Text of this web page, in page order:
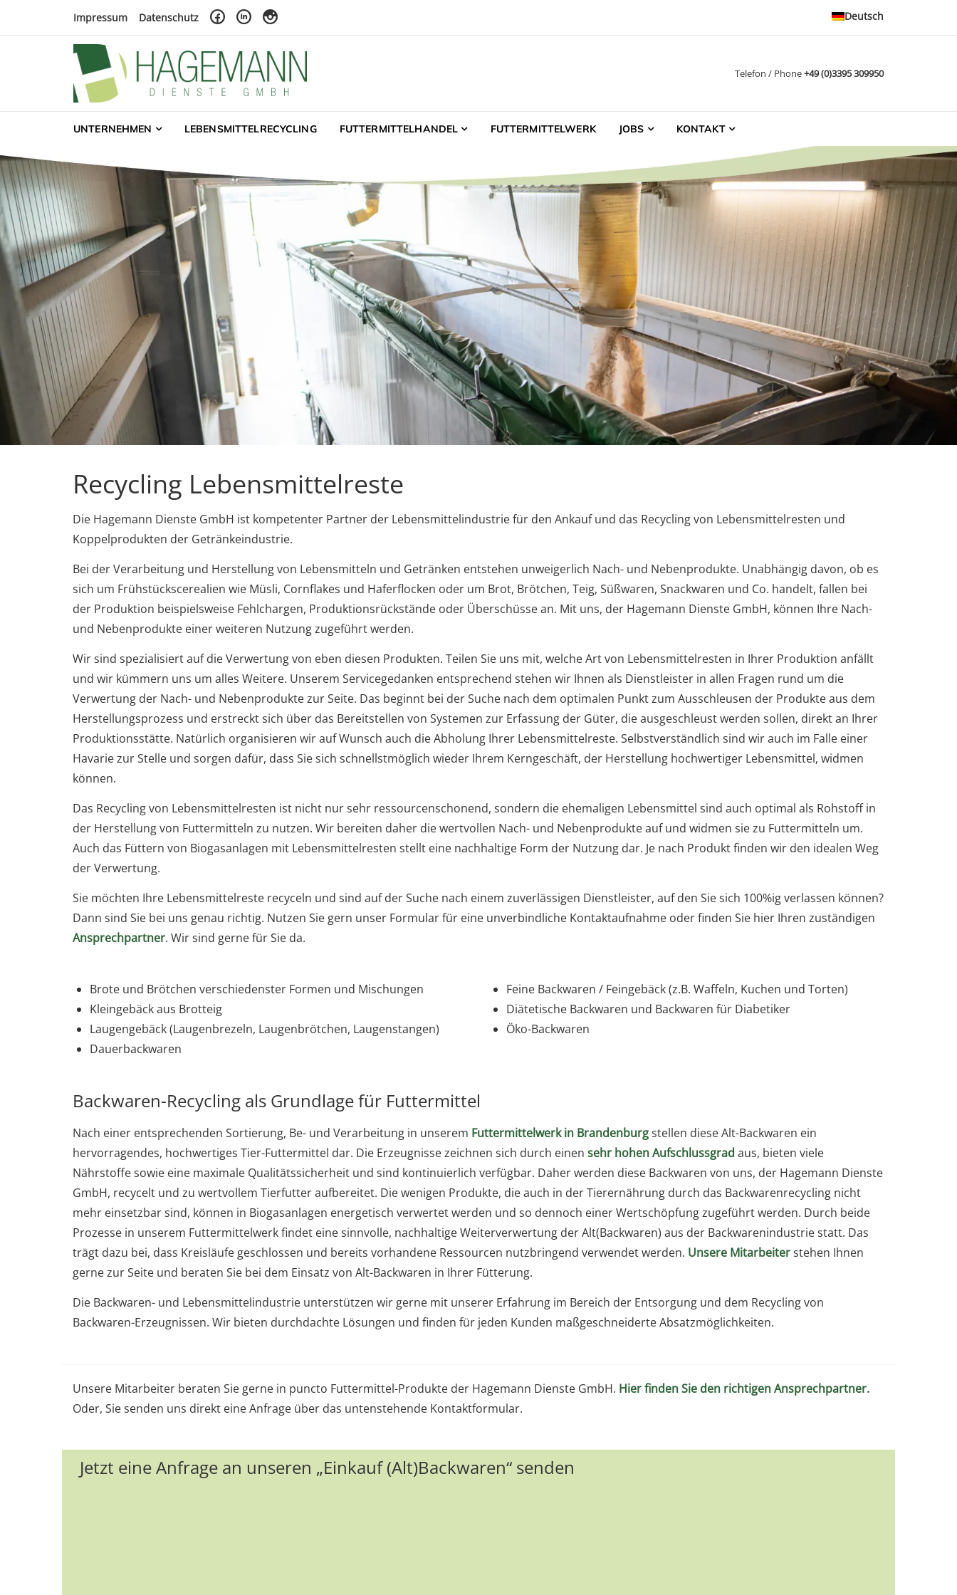
Impressum Datenschutz Deutsch
Hagemann Dienste GmbH
Landwirtschaft – Lebensmittelrecycling – Futtermittelhandel – Futtermittelwerk
UNTERNEHMEN LEBENSMITTELRECYCLING FUTTERMITTELHANDEL FUTTERMITTELWERK JOBS KONTAKT
Telefon / Phone+49 (0)3395 309950
Recycling Lebensmittelreste
Die Hagemann Dienste GmbH ist kompetenter Partner der Lebensmittelindustrie für den Ankauf und das Recycling von Lebensmittelresten und
Koppelprodukten der Getränkeindustrie.
Bei der Verarbeitung und Herstellung von Lebensmitteln und Getränken entstehen unweigerlich Nach- und Nebenprodukte. Unabhängig davon, ob es
sich um Frühstückscerealien wie Müsli, Cornflakes und Haferflocken oder um Brot, Brötchen, Teig, Süßwaren, Snackwaren und Co. handelt, fallen bei
der Produktion beispielsweise Fehlchargen, Produktionsrückstände oder Überschüsse an. Mit uns, der Hagemann Dienste GmbH, können Ihre Nach-
und Nebenprodukte einer weiteren Nutzung zugeführt werden.
Wir sind spezialisiert auf die Verwertung von eben diesen Produkten. Teilen Sie uns mit, welche Art von Lebensmittelresten in Ihrer Produktion anfällt
und wir kümmern uns um alles Weitere. Unserem Servicegedanken entsprechend stehen wir Ihnen als Dienstleister in allen Fragen rund um die
Verwertung der Nach- und Nebenprodukte zur Seite. Das beginnt bei der Suche nach dem optimalen Punkt zum Ausschleusen der Produkte aus dem
Herstellungsprozess und erstreckt sich über das Bereitstellen von Systemen zur Erfassung der Güter, die ausgeschleust werden sollen, direkt an Ihrer
Produktionsstätte. Natürlich organisieren wir auf Wunsch auch die Abholung Ihrer Lebensmittelreste. Selbstverständlich sind wir auch im Falle einer
Havarie zur Stelle und sorgen dafür, dass Sie sich schnellstmöglich wieder Ihrem Kerngeschäft, der Herstellung hochwertiger Lebensmittel, widmen
können.
Das Recycling von Lebensmittelresten ist nicht nur sehr ressourcenschonend, sondern die ehemaligen Lebensmittel sind auch optimal als Rohstoff in
der Herstellung von Futtermitteln zu nutzen. Wir bereiten daher die wertvollen Nach- und Nebenprodukte auf und widmen sie zu Futtermitteln um.
Auch das Füttern von Biogasanlagen mit Lebensmittelresten stellt eine nachhaltige Form der Nutzung dar. Je nach Produkt finden wir den idealen Weg
der Verwertung.
Sie möchten Ihre Lebensmittelreste recyceln und sind auf der Suche nach einem zuverlässigen Dienstleister, auf den Sie sich 100%ig verlassen können?
Dann sind Sie bei uns genau richtig. Nutzen Sie gern unser Formular für eine unverbindliche Kontaktaufnahme oder finden Sie hier Ihren zuständigen
Ansprechpartner. Wir sind gerne für Sie da.
Brote und Brötchen verschiedenster Formen und Mischungen
Kleingebäck aus Brotteig
Laugengebäck (Laugenbrezeln, Laugenbrötchen, Laugenstangen)
Dauerbackwaren
Feine Backwaren / Feingebäck (z.B. Waffeln, Kuchen und Torten)
Diätetische Backwaren und Backwaren für Diabetiker
Öko-Backwaren
Backwaren-Recycling als Grundlage für Futtermittel
Nach einer entsprechenden Sortierung, Be- und Verarbeitung in unserem Futtermittelwerk in Brandenburgstellen diese Alt-Backwaren ein
hervorragendes, hochwertiges Tier-Futtermittel dar. Die Erzeugnisse zeichnen sich durch einen sehr hohen Aufschlussgrad aus, bieten viele
Nährstoffe sowie eine maximale Qualitätssicherheit und sind kontinuierlich verfügbar. Daher werden diese Backwaren von uns, der Hagemann Dienste
GmbH, recycelt und zu wertvollem Tierfutter aufbereitet. Die wenigen Produkte, die auch in der Tierernährung durch das Backwarenrecycling nicht
mehr einsetzbar sind, können in Biogasanlagen energetisch verwertet werden und so dennoch einer Wertschöpfung zugeführt werden. Durch beide
Prozesse in unserem Futtermittelwerk findet eine sinnvolle, nachhaltige Weiterverwertung der Alt(Backwaren) aus der Backwarenindustrie statt. Das
trägt dazu bei, dass Kreisläufe geschlossen und bereits vorhandene Ressourcen nutzbringend verwendet werden. Unsere Mitarbeiterstehen Ihnen
gerne zur Seite und beraten Sie bei dem Einsatz von Alt-Backwaren in Ihrer Fütterung.
Die Backwaren- und Lebensmittelindustrie unterstützen wir gerne mit unserer Erfahrung im Bereich der Entsorgung und dem Recycling von
Backwaren-Erzeugnissen. Wir bieten durchdachte Lösungen und finden für jeden Kunden maßgeschneiderte Absatzmöglichkeiten.
Unsere Mitarbeiter beraten Sie gerne in puncto Futtermittel-Produkte der Hagemann Dienste GmbH. Hier finden Sie den richtigen Ansprechpartner.
Oder, Sie senden uns direkt eine Anfrage über das untenstehende Kontaktformular.
Jetzt eine Anfrage an unseren „Einkauf (Alt)Backwaren“ senden